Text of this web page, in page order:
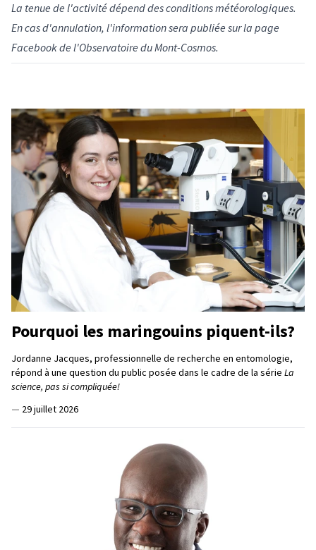
La tenue de l'activité dépend des conditions météorologiques.
En cas d'annulation, l'information sera publiée sur la page
Facebook de l'Observatoire du Mont-Cosmos.
Pourquoi les maringouins piquent-ils?
Jordanne Jacques, professionnelle de recherche en entomologie,
répond à une question du public posée dans le cadre de la série La
science, pas si compliquée!
— 29 juillet 2026